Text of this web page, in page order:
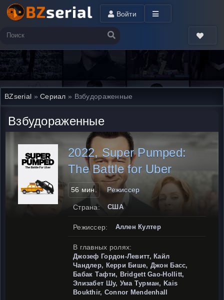
Войти
BZserial »Сериал » Взбудораженные
Взбудораженные
2022, Super Pumped:
The Battle for Uber
56 мин. Режиссер
Страна: США
Режиссер: Аллен Култер
В главных ролях:
Джозеф Гордон-Левитт, Кайл
Чандлер, Керри Бише, Джон Басс,
Бабак Тафти, Bridgett Gao-Hollitt,
Элизабет Шу, Ума Турман, Kais
Boukthir, Connor Mendenhall